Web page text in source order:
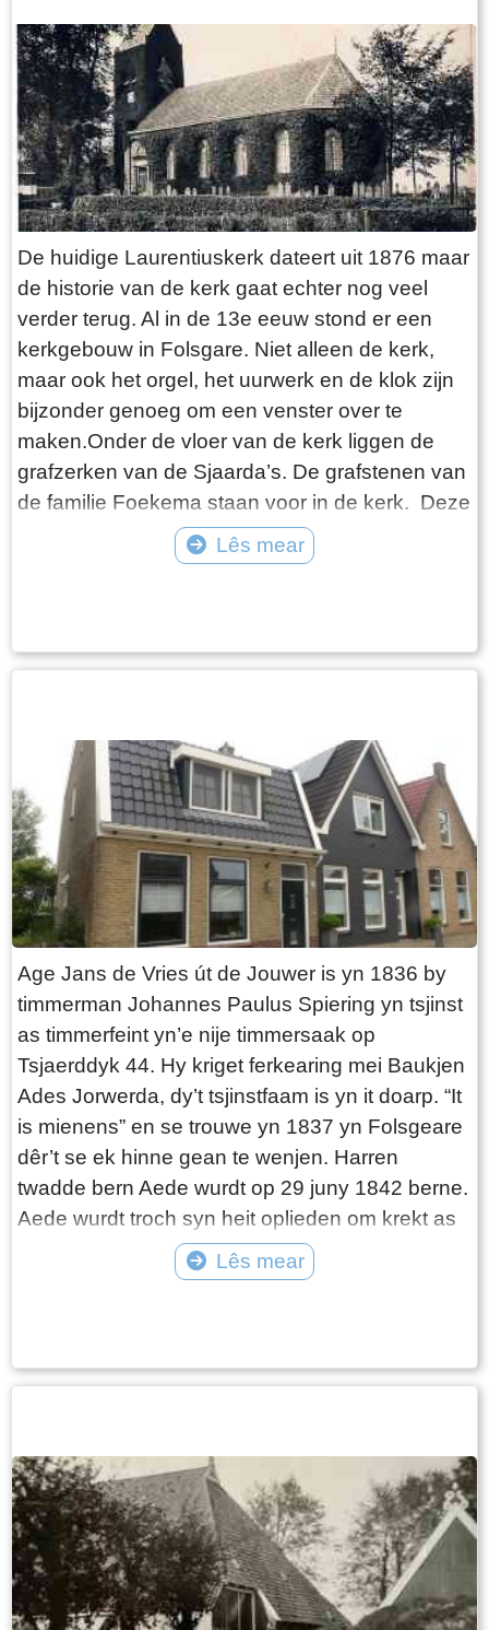
eigen dorp" van A. Algra (1955-1960) Website
van Tresoar "Menaldumadeel, 2000 jaar leven
in een Friese grietenij" door David Hartsema
(1981) “Kroniek van het hedendaagse
Friesland” van Dr. Wumkes “Skiednis fan
Menameradiel” red. O. Santema en dr. Y.N.
Ypma, 1972 Website van Menaldumdorp
achteren waardoor de Tsjaerddyk een stuk
breder is geworden.
De huidige Laurentiuskerk dateert uit 1876 maar
de historie van de kerk gaat echter nog veel
verder terug. Al in de 13e eeuw stond er een
kerkgebouw in Folsgare. Niet alleen de kerk,
maar ook het orgel, het uurwerk en de klok zijn
bijzonder genoeg om een venster over te
maken.Onder de vloer van de kerk liggen de
grafzerken van de Sjaarda’s. De grafstenen van
de familie Foekema staan voor in de kerk. Deze
beide families speelden een belangrijke rol in en
rond het dorp in de 15 eeuw. Via de code komt u
de jaren ‘30.
Lês mear
Age Jans de Vries út de Jouwer is yn 1836 by
timmerman Johannes Paulus Spiering yn tsjinst
as timmerfeint yn’e nije timmersaak op
Tsjaerddyk 44. Hy kriget ferkearing mei Baukjen
Ades Jorwerda, dy’t tsjinstfaam is yn it doarp. “It
is mienens” en se trouwe yn 1837 yn Folsgeare
dêr’t se ek hinne gean te wenjen. Harren
twadde bern Aede wurdt op 29 juny 1842 berne.
Aede wurdt troch syn heit oplieden om krekt as
him timmerfeint te wurden. Hy groeit goed en flot
op en leart lêzen en skriuwen op’e nije skoalle.
jier âld. Aede is no as âldste soan ynienen
útsteld mar útstel betsjut gjin ôfstel. Als hy 34 jier
is, is hy wer frij om syn libben op te pakken. Hy
trout mei de 20 jierrige Marijke Zandstra en se
komme yn Folsgeare op it Streekje te wenjen
dêr’t hy as timmerfeint begjint by Auke van der
Velde. Yn 1877 ferhúzje se nei Hichtum dêr’t
Lês mear